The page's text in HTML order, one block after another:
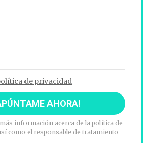
de privacidad
información acerca de la política de
como el responsable de tratamiento